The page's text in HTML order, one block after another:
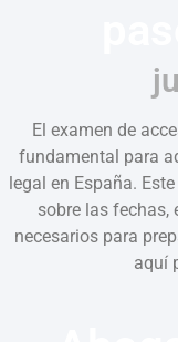
El examen de
fundamental para
legal en España.
sobre las fechas,
necesarios para
aquí